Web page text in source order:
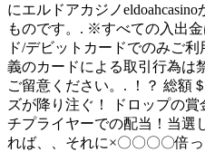
にエルドアカジノ
ものです。. ※すべての入出
ド/デビットカードでのみご
義のカードによる取引行為は
ご留意ください。. ！？ 総額
ズが降り注ぐ！ ドロップの
チプライヤーでの配当！当選
れば、、それに×〇〇〇〇倍